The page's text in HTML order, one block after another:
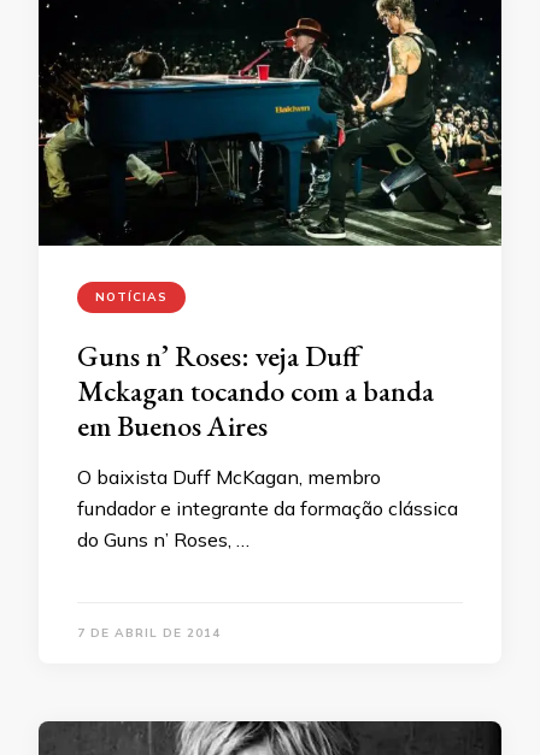
NOTÍCIAS
Guns n’ Roses: veja Duff
Mckagan tocando com a banda
em Buenos Aires
O baixista Duff McKagan, membro
fundador e integrante da formação clássica
do Guns n’ Roses, …
7 DE ABRIL DE 2014